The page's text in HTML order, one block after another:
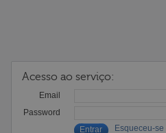
Acesso ao serviço:
Email
Password
Esqueceu-